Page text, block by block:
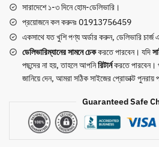
Sneaker
quantity
সারাদেশে ১-৩ দিনে হোম-ডেলিভারি।
প্রয়োজনে কল করুনঃ 01913756459
একসাথে যত খুশি পণ্য অর্ডার করুন, ডেলিভারি
ডেলিভারিম্যানের সামনেচেককরতে পারবেন। যদি
পছন্দের না হয়, তাহলে আপনিরিটার্নকরতে পারবেন।
জানিয়ে দেন, আমরা সঠিক সাইজের প্রোডাক্ট পুনরায়
Guaranteed Safe